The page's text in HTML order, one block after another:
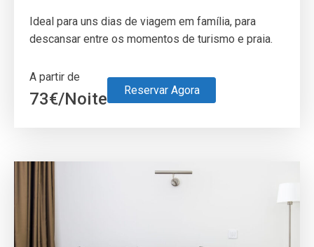
Ideal para uns dias de viagem em família, para
descansar entre os momentos de turismo e praia.
A partir de
73€/Noite Reservar Agora